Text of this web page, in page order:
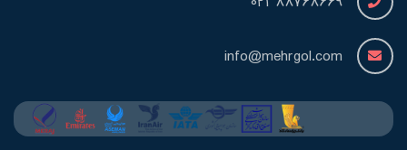
info@mehrgol.com